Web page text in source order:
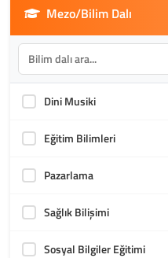
Din Bilimleri
İletişim, Mimarlık ve Güzel
Sanatlar
Akademik Kültür
Mezo/Bilim Dalı
Dini Musiki
Eğitim Bilimleri
Pazarlama
Sağlık Bilişimi
Sosyal Bilgiler Eğitimi